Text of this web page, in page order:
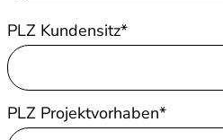
PLZ Kundensitz*
PLZ Projektvorhaben*